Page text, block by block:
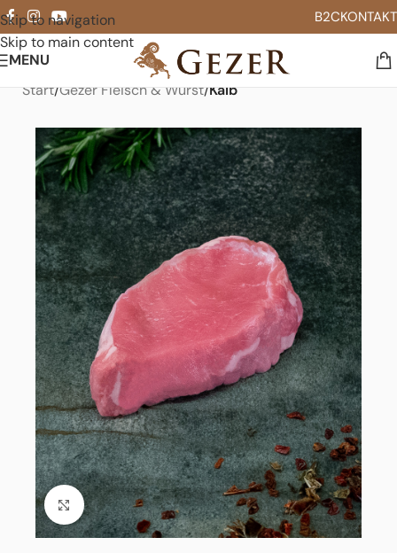
Skip to navigation
Skip to main content
B2CKONTAKT
MENU
Start Gezer Fleisch & Wurst Kalb
Click to enlarge